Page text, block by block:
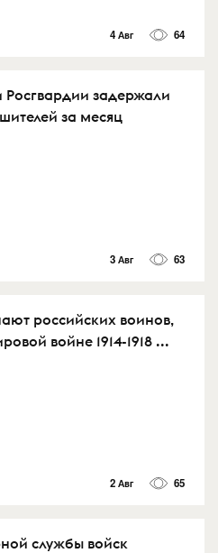
4 Авг 64
задержали
за месяц
3 Авг 63
российских воинов,
войне 1914-1918 ...
2 Авг 65
службы войск